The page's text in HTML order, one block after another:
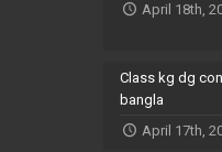
April 18th,
Class kg dg
bangla
April 17th,